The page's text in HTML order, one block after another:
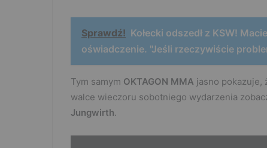
Sprawdź! Kołecki odszedł z KSW!
oświadczenie. "Jeśli rzeczywiście
Tym samym OKTAGON MMA jasno pokazuje,
walce wieczoru sobotniego wydarzenia
Jungwirth.